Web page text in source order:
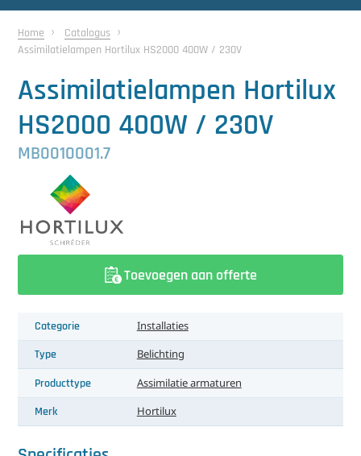
中文（简体）
Gewasbescherming
Koeling
Ontvochtiging
Sorteermachines
Teeltbenodigdheden
Teeltwisseling
Ventilatoren
Laatst toegevoegd
Home
Catalogus
Assimilatielampen Hortilux HS2000 400W / 230V
Assimilatielampen Hortilux
HS2000 400W / 230V
MB0010001.7
Toevoegen aan offerte
Categorie Installaties
Type Belichting
Producttype Assimilatie armaturen
Merk Hortilux